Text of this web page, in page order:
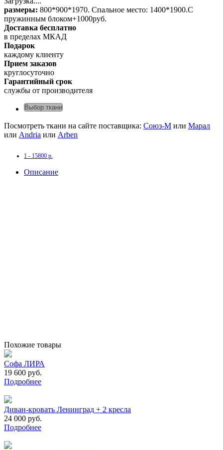
размеры: 800*900*1970. Спальное место: 1400*1900.С
пружинным блоком+1000руб.
Доставка бесплатно
в пределах МКАД
Подарок
каждому клиенту
Прием заказов
круглосуточно
Гарантийный срок
службы от производителя
Выбор ткани
Посмотреть ткани на сайте поставщика: Союз-М или Марал
или Andria или Arben
1 - 15800 р.
Описание
Похожие товары
Софа ЛИРА
19 600 руб.
Подробнее
Диван-кровать Ленинград + 2 кресла
24 000 руб.
Подробнее